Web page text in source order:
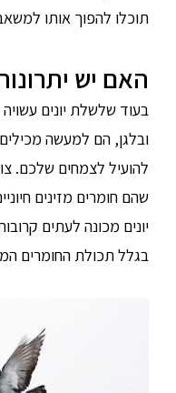
תוכלו להפוך אותו
האם יש
בעוד שלשלת יונים
ובלגן, הם למעשה מכילים
להועיל לצמחים שלכם.
שהם חומרים מזינים
יונים מכונה לעתים
בגלל תכולת החומרים